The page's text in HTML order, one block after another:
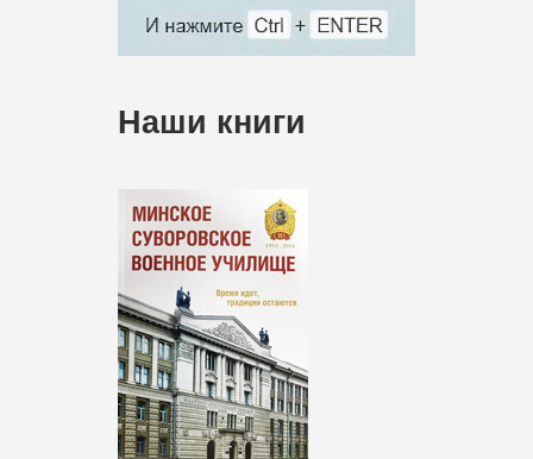
Наши книги